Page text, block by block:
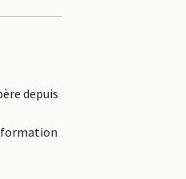
depuis
formation